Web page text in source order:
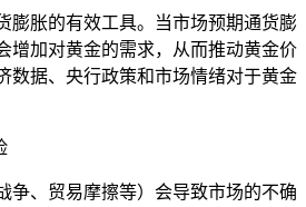
膨胀的有效工具。当市场预期通货膨
增加对黄金的需求，从而推动黄金价
数据、央行政策和市场情绪对于黄金
争、贸易摩擦等）会导致市场的不确